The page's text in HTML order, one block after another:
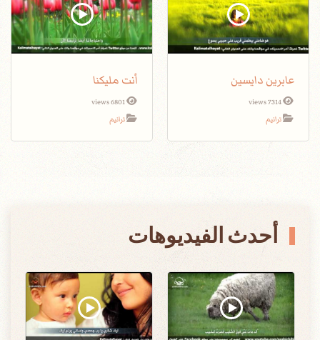
عابرين دايسين
7314 views
ترانيم
أنت مليكنا
6801 views
ترانيم
أحدث الفيديوهات